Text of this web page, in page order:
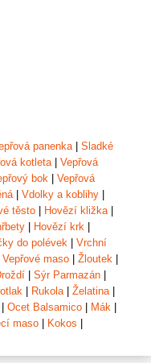
panenka
Sladké
kotleta
Vepřová
bok
Vepřová
Vdolky a koblihy
těsto Hovězí kližka
Hovězí krk
do polévek
Vrchní
Vepřové maso Žloutek
Sýr Parmazán
Rukola Želatina
Ocet Balsamico Mák
maso Kokos